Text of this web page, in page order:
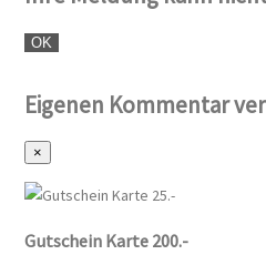
OK
Eigenen Kommentar
×
Gutschein Karte 200.-